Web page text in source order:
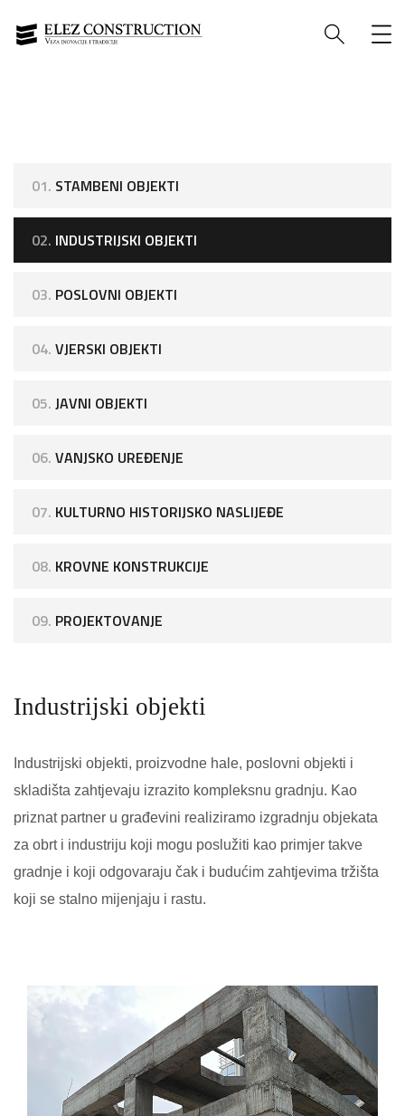
01. STAMBENI OBJEKTI
02. INDUSTRIJSKI OBJEKTI
03. POSLOVNI OBJEKTI
04. VJERSKI OBJEKTI
05. JAVNI OBJEKTI
06. VANJSKO UREĐENJE
07. KULTURNO HISTORIJSKO NASLIJEĐE
08. KROVNE KONSTRUKCIJE
09. PROJEKTOVANJE
Industrijski objekti
Industrijski objekti, proizvodne hale, poslovni objekti i
skladišta zahtjevaju izrazito kompleksnu gradnju. Kao
priznat partner u građevini realiziramo izgradnju objekata
za obrt i industriju koji mogu poslužiti kao primjer takve
gradnje i koji odgovaraju čak i budućim zahtjevima tržišta
koji se stalno mijenjaju i rastu.